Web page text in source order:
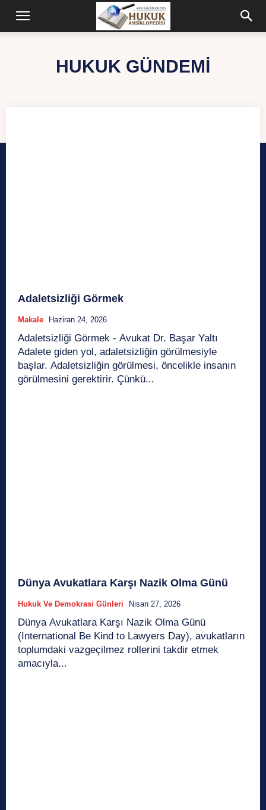
HUKUK GÜNDEMI
Adaletsizliği Görmek
Makale Haziran 24, 2026
Adaletsizliği Görmek - Avukat Dr. Başar Yaltı
Adalete giden yol, adaletsizliğin görülmesiyle
başlar. Adaletsizliğin görülmesi, öncelikle insanın
görülmesini gerektirir. Çünkü...
Dünya Avukatlara Karşı Nazik Olma Günü
Hukuk Ve Demokrasi Günleri Nisan 27, 2026
​Dünya Avukatlara Karşı Nazik Olma Günü
(International Be Kind to Lawyers Day), avukatların
toplumdaki vazgeçilmez rollerini takdir etmek
amacıyla...